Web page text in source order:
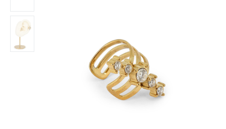
NOS
BOUTIQUES